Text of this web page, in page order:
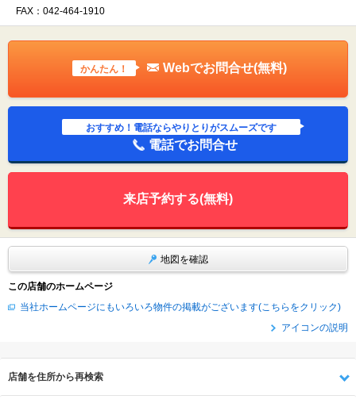
FAX：042-464-1910
かんたん！ Webでお問合せ(無料)
おすすめ！電話ならやりとりがスムーズです
電話でお問合せ
来店予約する(無料)
地図を確認
この店舗のホームページ
当社ホームページにもいろいろ物件の掲載がございます(こちらをクリック)
アイコンの説明
店舗を住所から再検索